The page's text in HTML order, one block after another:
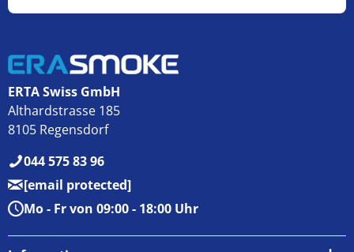
ERTA Swiss GmbH
Althardstrasse 185
8105 Regensdorf
044 575 83 96
[email protected]
Mo - Fr von 09:00 - 18:00 Uhr